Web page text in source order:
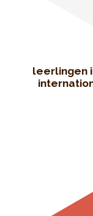
leerlingen